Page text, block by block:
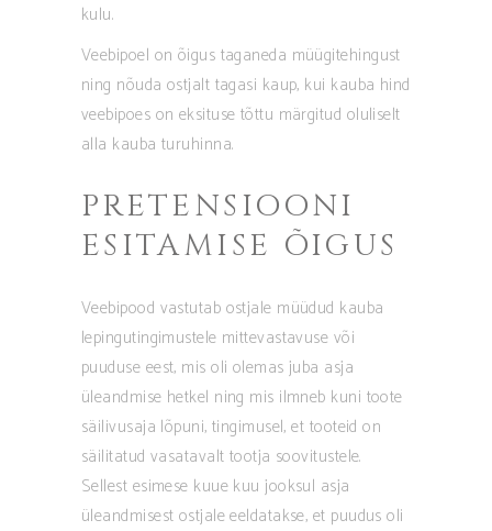
kulu.
Veebipoel on õigus taganeda müügitehingust
ning nõuda ostjalt tagasi kaup, kui kauba hind
veebipoes on eksituse tõttu märgitud oluliselt
alla kauba turuhinna.
PRETENSIOONI
ESITAMISE ÕIGUS
Veebipood vastutab ostjale müüdud kauba
lepingutingimustele mittevastavuse või
puuduse eest, mis oli olemas juba asja
üleandmise hetkel ning mis ilmneb kuni toote
säilivusaja lõpuni, tingimusel, et tooteid on
säilitatud vasatavalt tootja soovitustele.
Sellest esimese kuue kuu jooksul asja
üleandmisest ostjale eeldatakse, et puudus oli